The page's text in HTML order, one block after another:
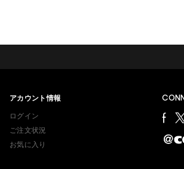
会員登録やプログラム詳細
アカウント情報
ログイン
ご注文状況
お気に入り